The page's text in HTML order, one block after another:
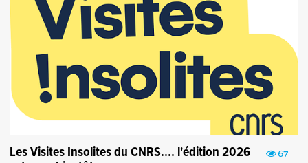
67
Les Visites Insolites du CNRS.... l'édition 2026